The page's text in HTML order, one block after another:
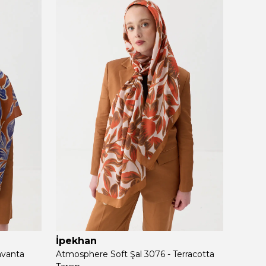
İpekhan
Atmosphere Soft Şal 3076 - Terracotta